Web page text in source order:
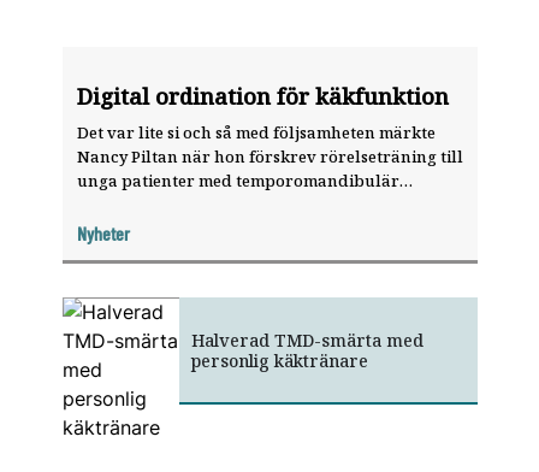
Digital ordination för käkfunktion
Det var lite si och så med följsamheten märkte
Nancy Piltan när hon förskrev rörelseträning till
unga patienter med temporomandibulär
ordinationerna. Resultatet blev en app.
Nyheter
Halverad TMD-smärta med
personlig käktränare